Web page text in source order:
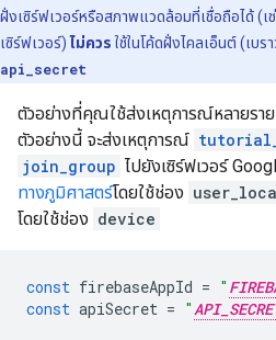
ฝั่งเซิร์ฟเวอร์หรือสภาพแวดล้อมที่เชื่อถือได้ (เ
เซิร์ฟเวอร์)ไม่ควร ใช้ในโค้ดฝั่งไคลเอ็นต์ (เบร
api_secret
ตัวอย่างที่คุณใช้ส่งเหตุการณ์หลายรา
ตัวอย่างนี้ จะส่งเหตุการณ์
join_group ไปยังเซิร์ฟเวอร์
ทางภูมิศาสตร์โดยใช้ช่อง
โดยใช้ช่อง device
const firebaseAppId = "
const apiSecret = "